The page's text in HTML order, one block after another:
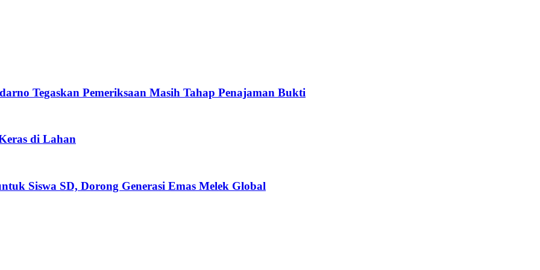
Tegaskan Pemeriksaan Masih Tahap Penajaman Bukti
di Lahan
Siswa SD, Dorong Generasi Emas Melek Global